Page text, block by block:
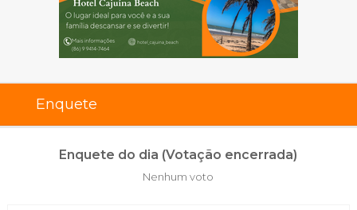
Enquete
Enquete do dia (Votação encerrada)
Nenhum voto